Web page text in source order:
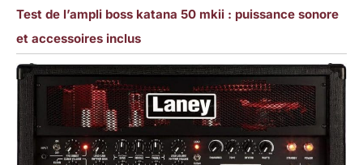
Test de l’ampli boss katana 50 mkii : puissance sonore
et accessoires inclus